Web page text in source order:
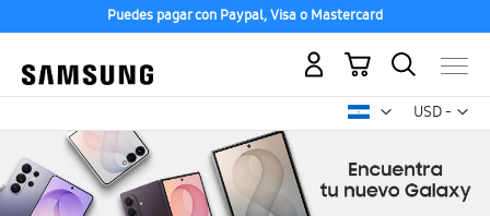
Puedes pagar con Paypal, Visa o Mastercard
USD -
dólar
Mi carrito